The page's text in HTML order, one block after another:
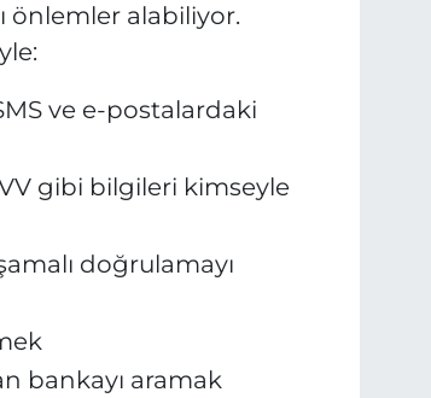
önlemler alabiliyor.
ve e-postalardaki
gibi bilgileri kimseyle
doğrulamayı
bankayı aramak